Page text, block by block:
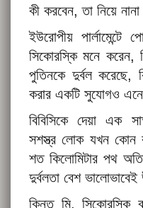
কী করবেন, তা নিয়ে
ইউরোপীয়
সিকোরস্কি মনে করেন,
পুতিনকে দুর্বল করেছে,
করার একটি সুযোগও এনে
বিবিসিকে দেয়া এক
সশস্ত্র লোক যখন কোন
শত কিলোমিটার পথ
দুর্বলতা বেশ
কিন্তু মি. সিকোরস্কি